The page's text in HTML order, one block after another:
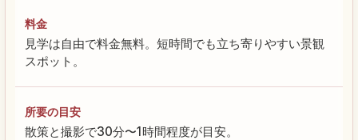
料金
見学は自由で料金無料。短時間でも立ち寄りやすい景観
スポット。
所要の目安
散策と撮影で30分〜1時間程度が目安。